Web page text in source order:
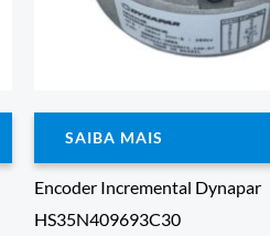
SAIBA MAIS
Encoder Incremental Dynapar
HS35N409693C30